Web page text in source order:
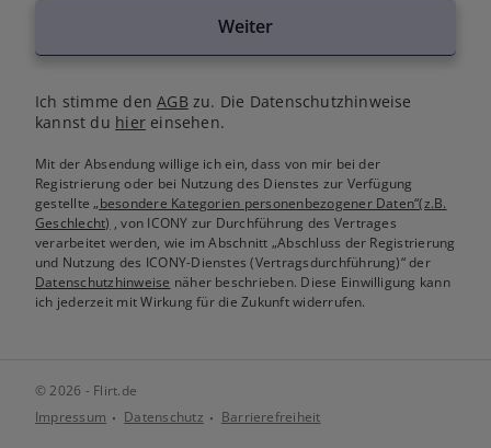
Weiter
Ich stimme denAGB zu. Die Datenschutzhinweise
kannst du hiereinsehen.
Mit der Absendung willige ich ein, dass von mir bei der
Registrierung oder bei Nutzung des Dienstes zur Verfügung
gestellte„besondere Kategorien personenbezogener Daten“(z.B.
Geschlecht) , von ICONY zur Durchführung des Vertrages
verarbeitet werden, wie im Abschnitt „Abschluss der Registrierung
und Nutzung des ICONY-Dienstes (Vertragsdurchführung)“ der
Datenschutzhinweise näher beschrieben. Diese Einwilligung kann
ich jederzeit mit Wirkung für die Zukunft widerrufen.
© 2026 - Flirt.de
Impressum
Datenschutz Barrierefreiheit